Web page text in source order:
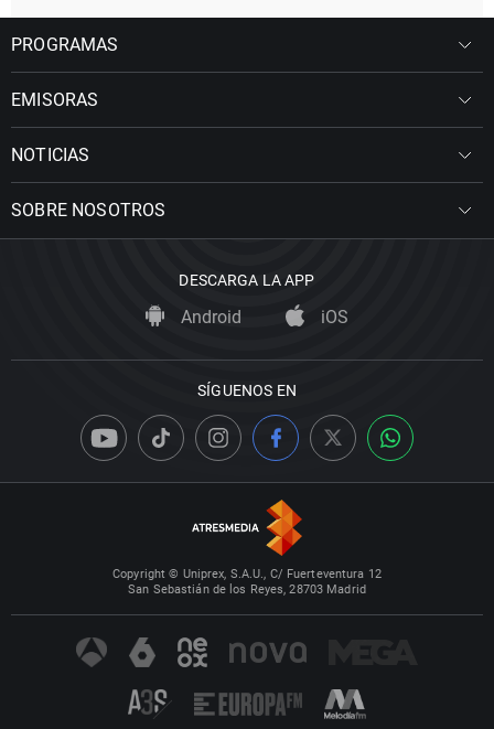
PROGRAMAS
EMISORAS
NOTICIAS
SOBRE NOSOTROS
DESCARGA LA APP
Android iOS
SÍGUENOS EN
Copyright © Uniprex, S.A.U., C/ Fuerteventura 12
San Sebastián de los Reyes, 28703 Madrid